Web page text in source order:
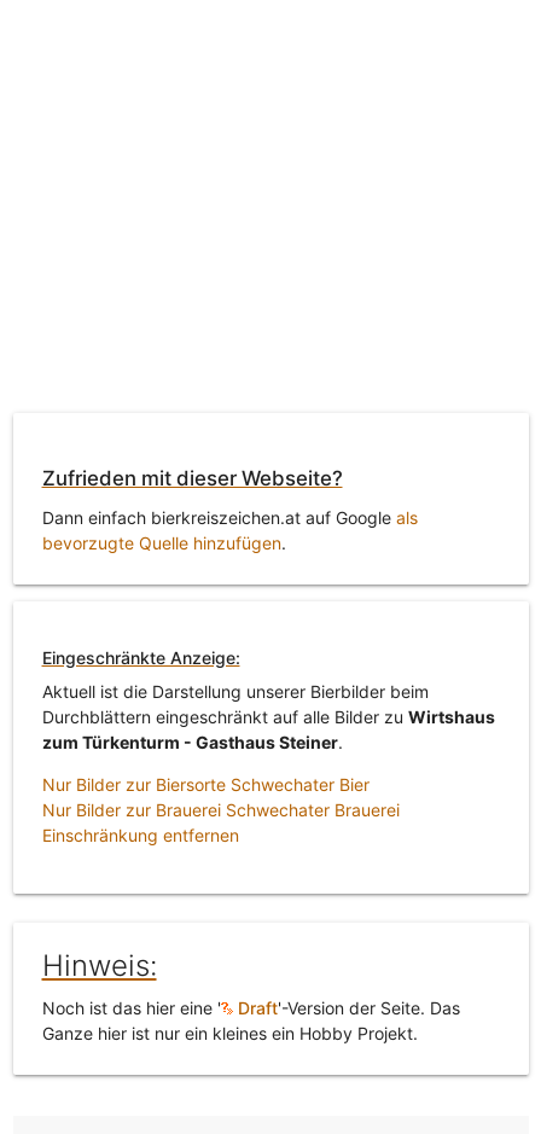
Zufrieden mit dieser Webseite?
Dann einfach bierkreiszeichen.at auf Google als
bevorzugte Quelle hinzufügen.
Eingeschränkte Anzeige:
Aktuell ist die Darstellung unserer Bierbilder beim
Durchblättern eingeschränkt auf alle Bilder zu Wirtshaus
zum Türkenturm - Gasthaus Steiner.
Nur Bilder zur Biersorte Schwechater Bier
Nur Bilder zur Brauerei Schwechater Brauerei
Einschränkung entfernen
Hinweis:
Noch ist das hier eine ' Draft'-Version der Seite. Das
Ganze hier ist nur ein kleines ein Hobby Projekt.